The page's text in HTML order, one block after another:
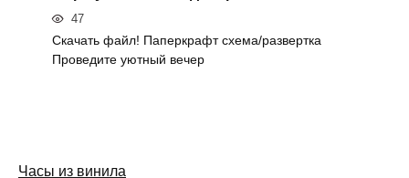
47
Скачать файл! Паперкрафт схема/развертка
Проведите уютный вечер
Часы из винила